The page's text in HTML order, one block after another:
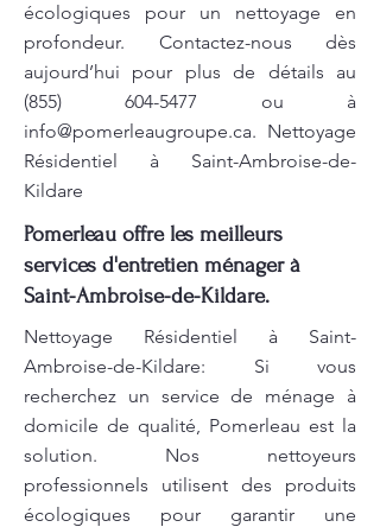
écologiques pour un nettoyage en
profondeur. Contactez-nous dès
aujourd’hui pour plus de détails au
(855) 604-5477 ou à
info@pomerleaugroupe.ca. Nettoyage
Résidentiel à Saint-Ambroise-de-
Kildare
Pomerleau offre les meilleurs
services d'entretien ménager à
Saint-Ambroise-de-Kildare.
Nettoyage Résidentiel à Saint-
Ambroise-de-Kildare: Si vous
recherchez un service de ménage à
domicile de qualité, Pomerleau est la
solution. Nos nettoyeurs
professionnels utilisent des produits
écologiques pour garantir une